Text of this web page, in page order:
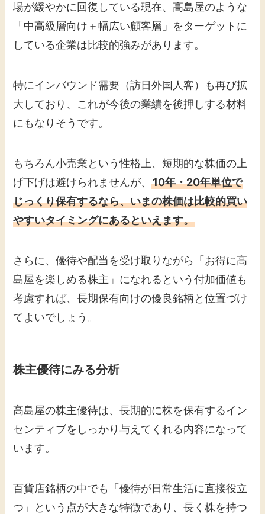
場が緩やかに回復している現在、高島屋のような
「中高級層向け＋幅広い顧客層」をターゲットに
している企業は比較的強みがあります。
特にインバウンド需要（訪日外国人客）も再び拡
大しており、これが今後の業績を後押しする材料
にもなりそうです。
もちろん小売業という性格上、短期的な株価の上
げ下げは避けられませんが、10年・20年単位で
じっくり保有するなら、いまの株価は比較的買い
やすいタイミングにあるといえます。
さらに、優待や配当を受け取りながら「お得に高
島屋を楽しめる株主」になれるという付加価値も
考慮すれば、長期保有向けの優良銘柄と位置づけ
てよいでしょう。
株主優待にみる分析
高島屋の株主優待は、長期的に株を保有するイン
センティブをしっかり与えてくれる内容になって
います。
百貨店銘柄の中でも「優待が日常生活に直接役立
つ」という点が大きな特徴であり、長く株を持つ